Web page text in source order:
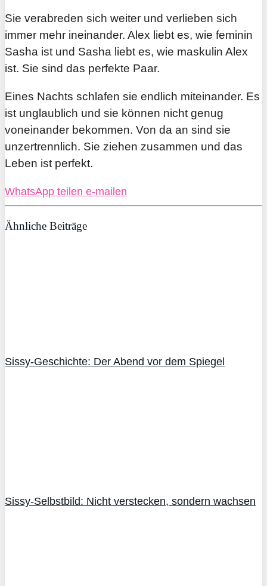
Sie verabreden sich weiter und verlieben sich
immer mehr ineinander. Alex liebt es, wie feminin
Sasha ist und Sasha liebt es, wie maskulin Alex
ist. Sie sind das perfekte Paar.
Eines Nachts schlafen sie endlich miteinander. Es
ist unglaublich und sie können nicht genug
voneinander bekommen. Von da an sind sie
unzertrennlich. Sie ziehen zusammen und das
Leben ist perfekt.
WhatsApp teilen e-mailen
Ähnliche Beiträge
Sissy-Geschichte: Der Abend vor dem Spiegel
Sissy-Selbstbild: Nicht verstecken, sondern wachsen